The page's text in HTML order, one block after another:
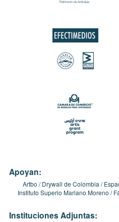
Apoyan:
Artbo Drywall de Colombia
Instituto Superio Mariano Moreno
Instituciones Adjuntas: